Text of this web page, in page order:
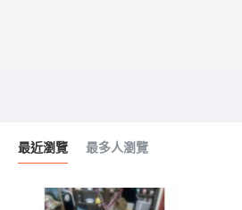
最近瀏覽 最多人瀏覽